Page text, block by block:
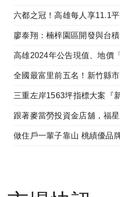
六都之冠！高雄每人享11.1
廖泰翔：楠梓園區開發與台
高雄2024年公告現值、地價
全國最富里前五名！新竹縣